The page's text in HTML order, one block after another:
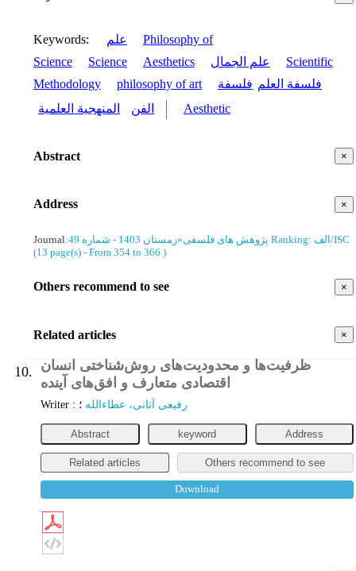
Keywords: علم
Philosophy of
Science
Science Aesthetics علم الجمال
Scientific
Methodology
philosophy of art فلسفة العلم فلسفة
الفن
المنهجية العلمية Aesthetic
×
Abstract
×
Address
Journal: پژوهش های فلسفی»زمستان 1403 - شماره 49
Ranking: الف/ISC
(‎13 page(s) - From 354 to 366 )
×
Others recommend to see
×
Related articles
10. ظرفیت‌ها و محدودیت‌های روش‌شناختی انسان
Writer : رفیعی آتانی، عطاءالله ؛
Abstract keyword Address
Related articles Others recommend to see
Download